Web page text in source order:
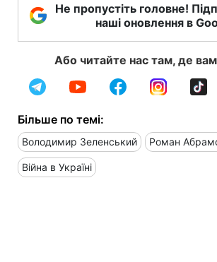
Не пропустіть головне!
наші оновлення в
Або читайте нас там, де
Більше по темі:
Володимир Зеленський Роман
Війна в Україні